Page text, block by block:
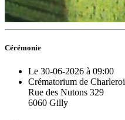
Cérémonie
Le 30-06-2026 à 09:00
Crématorium de Charleroi
Rue des Nutons 329
6060 Gilly